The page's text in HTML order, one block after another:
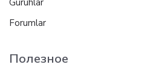
Guruhlar
Forumlar
Полезное